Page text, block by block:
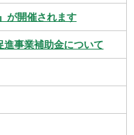
が開催されます
事業補助金について